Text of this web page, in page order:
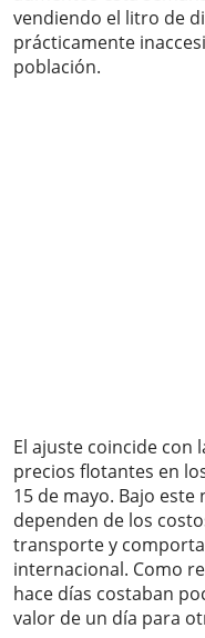
vendiendo el litro de
prácticamente
población.
El ajuste coincide con
precios flotantes en
15 de mayo. Bajo
dependen de los
transporte y
internacional. Como
hace días costaban
valor de un día para